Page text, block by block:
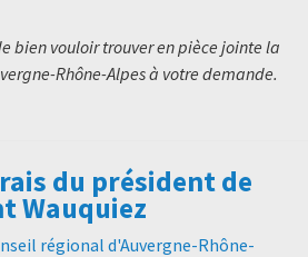
bien vouloir trouver en pièce jointe la
Rhône-Alpes à votre demande.
du président de
Wauquiez
régional d'Auvergne-Rhône-